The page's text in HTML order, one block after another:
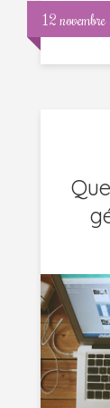
12